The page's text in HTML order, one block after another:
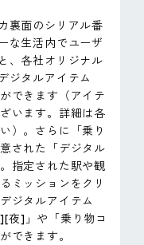
裏面のシリアル番
な生活内でユーザ
、各社オリジナル
ジタルアイテム
できます（アイテ
います。詳細は各
）。さらに「乗り
された「デジタル
指定された駅や観
ミッションをクリ
ジタルアイテム
夜]」や「乗り物コ
できます。